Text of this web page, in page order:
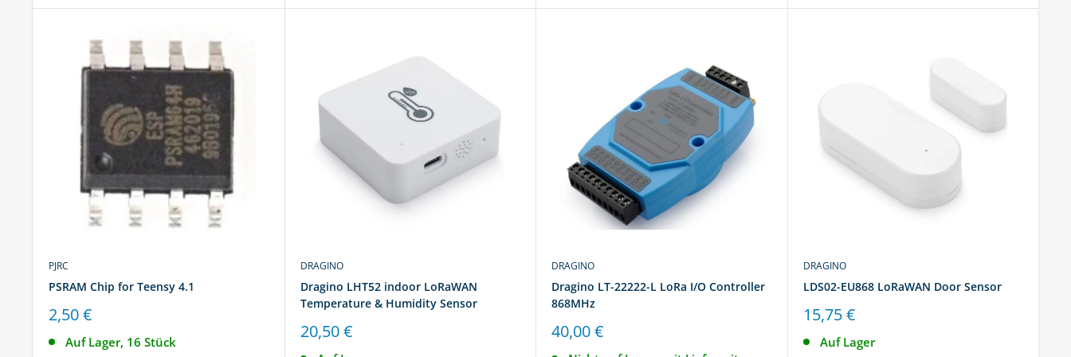
PJRC
PSRAM Chip for Teensy 4.1
Sonderpreis
2,50 €
Auf Lager, 16 Stück
DRAGINO
Dragino LHT52 indoor LoRaWAN
Temperature & Humidity Sensor
Sonderpreis
20,50 €
DRAGINO
Dragino LT-22222-L LoRa I/O Controller
868MHz
Sonderpreis
40,00 €
DRAGINO
LDS02-EU868 LoRaWAN Door Sensor
Sonderpreis
15,75 €
Auf Lager